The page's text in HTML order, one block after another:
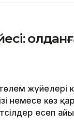
жүйелері
немесе көз
есеп